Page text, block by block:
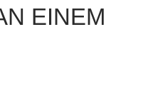
EINEM